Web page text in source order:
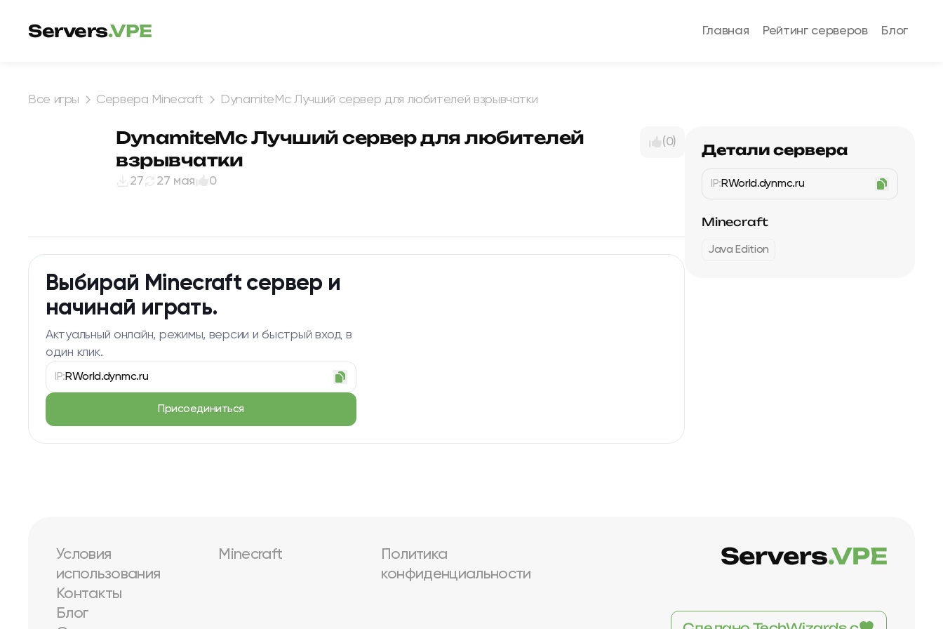
Servers.VPE Главная Рейтинг серверов Блог
Все игры Сервера Minecraft DynamiteMc Лучший сервер для любителей взрывчатки
DynamiteMc Лучший сервер для любителей
взрывчатки
27 27 мая 0
(0)
Выбирай Minecraft сервер и
начинай играть.
Актуальный онлайн, режимы, версии и быстрый вход в
один клик.
IP:RWorld.dynmc.ru
Присоединиться
Детали сервера
IP:RWorld.dynmc.ru
Minecraft
Java Edition
Условия
использования
Контакты
Блог
Minecraft
Политика
конфиденциальности
Servers.VPE